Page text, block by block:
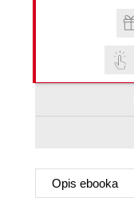
Opis ebooka